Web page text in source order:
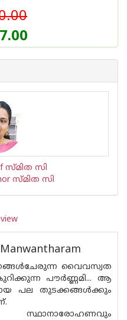
സ്മിത സി
സ്മിത സി
വൈവസ്വത
പൗർണ്ണമി... ആ
പല തുടക്കങ്ങൾക്കും